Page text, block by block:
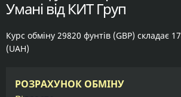
Умані від КИТ Груп
Курс обміну 29820 фунтів (GBP) складає
(UAH)
РОЗРАХУНОК ОБМІНУ